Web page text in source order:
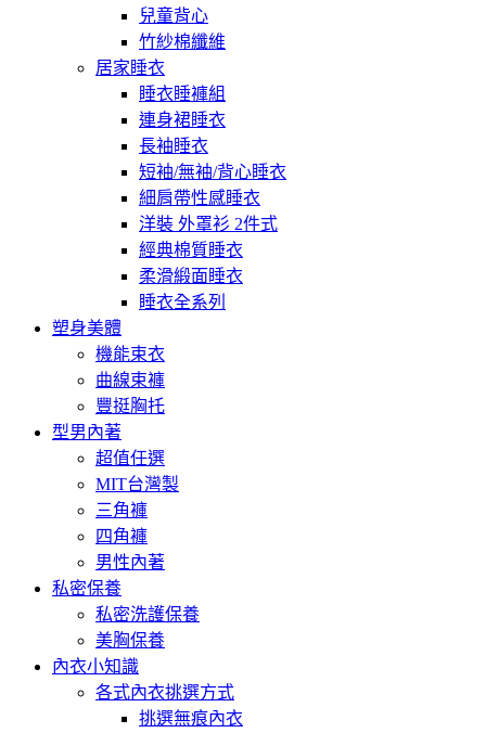
兒童背心
竹紗棉纖維
居家睡衣
睡衣睡褲組
連身裙睡衣
長袖睡衣
短袖/無袖/背心睡衣
細肩帶性感睡衣
洋裝 外罩衫 2件式
經典棉質睡衣
柔滑緞面睡衣
睡衣全系列
塑身美體
機能束衣
曲線束褲
豐挺胸托
型男內著
超值任選
MIT台灣製
三角褲
四角褲
男性內著
私密保養
私密洗護保養
美胸保養
內衣小知識
各式內衣挑選方式
挑選無痕內衣